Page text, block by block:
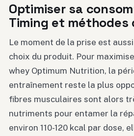
Optimiser sa
Timing et méthodes
Le moment de la prise est
choix du produit. Pour
whey Optimum Nutrition, la
entraînement reste la plus
fibres musculaires sont alors
nutriments pour entamer la
environ 110-120 kcal par dose,